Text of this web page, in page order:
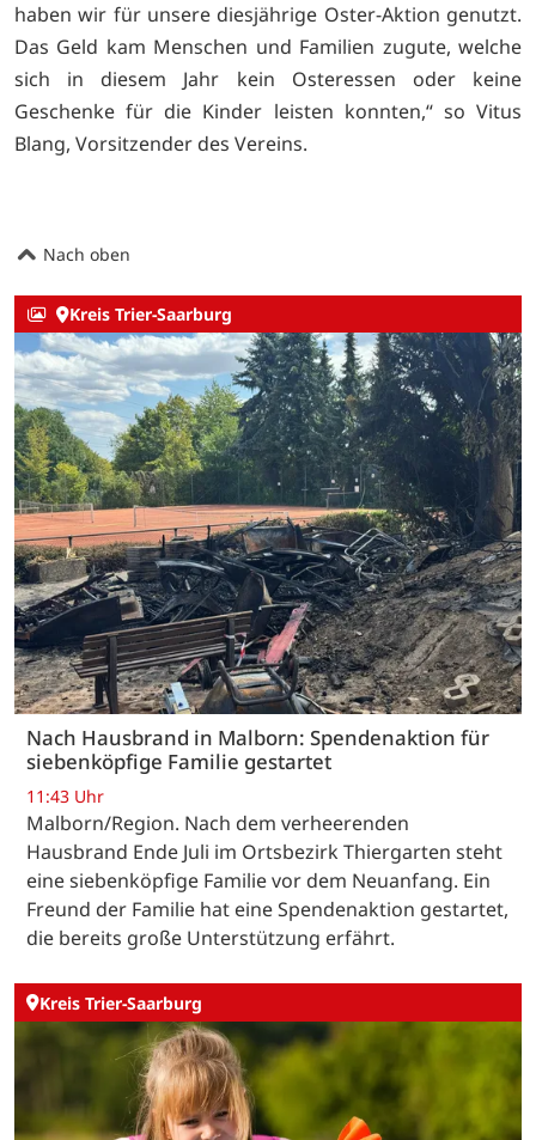
haben wir für unsere diesjährige Oster-Aktion genutzt.
Das Geld kam Menschen und Familien zugute, welche
sich in diesem Jahr kein Osteressen oder keine
Geschenke für die Kinder leisten konnten,“ so Vitus
Blang, Vorsitzender des Vereins.
Nach oben
Kreis Trier-Saarburg
Nach Hausbrand in Malborn: Spendenaktion für
siebenköpfige Familie gestartet
11:43 Uhr
Malborn/Region. Nach dem verheerenden
Hausbrand Ende Juli im Ortsbezirk Thiergarten steht
eine siebenköpfige Familie vor dem Neuanfang. Ein
Freund der Familie hat eine Spendenaktion gestartet,
die bereits große Unterstützung erfährt.
Kreis Trier-Saarburg